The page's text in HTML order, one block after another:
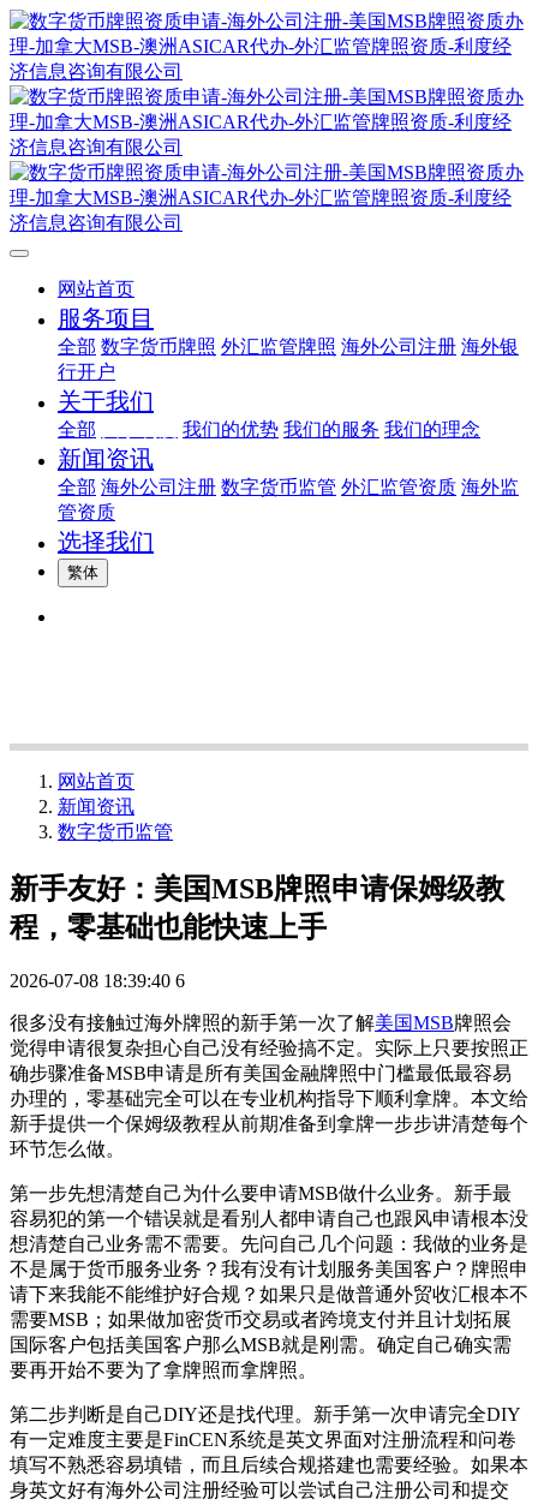
网站首页
服务项目
全部 数字货币牌照 外汇监管牌照 海外公司注册 海外银
行开户
关于我们
全部 我们的优势 我们的服务 我们的理念
新闻资讯
全部 海外公司注册 数字货币监管 外汇监管资质 海外监
管资质
选择我们
繁体
网站首页
新闻资讯
数字货币监管
新手友好：美国MSB牌照申请保姆级教
程，零基础也能快速上手
2026-07-08 18:39:40 6
很多没有接触过海外牌照的新手第一次了解美国MSB牌照会
觉得申请很复杂担心自己没有经验搞不定。实际上只要按照正
确步骤准备MSB申请是所有美国金融牌照中门槛最低最容易
办理的，零基础完全可以在专业机构指导下顺利拿牌。本文给
新手提供一个保姆级教程从前期准备到拿牌一步步讲清楚每个
环节怎么做。
第一步先想清楚自己为什么要申请MSB做什么业务。新手最
容易犯的第一个错误就是看别人都申请自己也跟风申请根本没
想清楚自己业务需不需要。先问自己几个问题：我做的业务是
不是属于货币服务业务？我有没有计划服务美国客户？牌照申
请下来我能不能维护好合规？如果只是做普通外贸收汇根本不
需要MSB；如果做加密货币交易或者跨境支付并且计划拓展
国际客户包括美国客户那么MSB就是刚需。确定自己确实需
要再开始不要为了拿牌照而拿牌照。
第二步判断是自己DIY还是找代理。新手第一次申请完全DIY
有一定难度主要是FinCEN系统是英文界面对注册流程和问卷
填写不熟悉容易填错，而且后续合规搭建也需要经验。如果本
身英文好有海外公司注册经验可以尝试自己注册公司和提交